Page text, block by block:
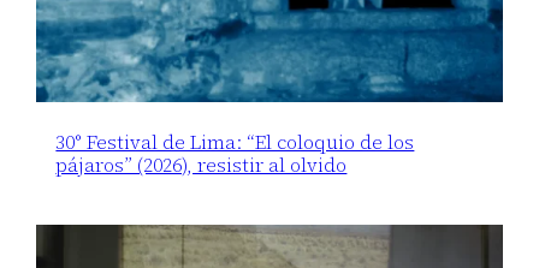
30° Festival de Lima: “El coloquio de los
pájaros” (2026), resistir al olvido